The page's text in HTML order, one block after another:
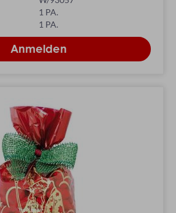
1 PA.
1 PA.